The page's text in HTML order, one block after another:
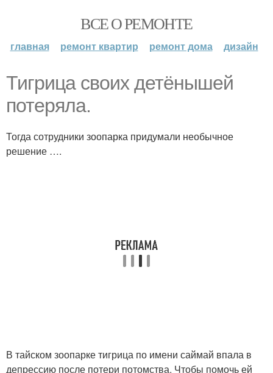
ВСЕ О РЕМОНТЕ
главная ремонт квартир ремонт дома дизайн
Тигрица своих детёнышей
потеряла.
Тогда сотрудники зоопарка придумали необычное
решение ….
В тайском зоопарке тигрица по имени саймай впала в
депрессию после потери потомства. Чтобы помочь ей